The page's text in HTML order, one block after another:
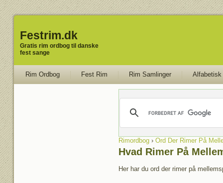
Festrim.dk
Gratis rim ordbog til danske
fest sange
Rim Ordbog Fest Rim Rim Samlinger Alfabetisk
Rimordbog› Ord Der Rimer På
Hvad Rimer På
Her har du ord der rimer på